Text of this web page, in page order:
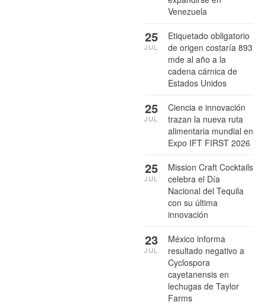
Venezuela
Etiquetado obligatorio
de origen costaría 893
mde al año a la
cadena cárnica de
Estados Unidos
25
JUL
Ciencia e innovación
trazan la nueva ruta
alimentaria mundial en
Expo IFT FIRST 2026
25
JUL
Mission Craft Cocktails
celebra el Día
Nacional del Tequila
con su última
innovación
25
JUL
México informa
resultado negativo a
Cyclospora
cayetanensis en
lechugas de Taylor
Farms
23
JUL